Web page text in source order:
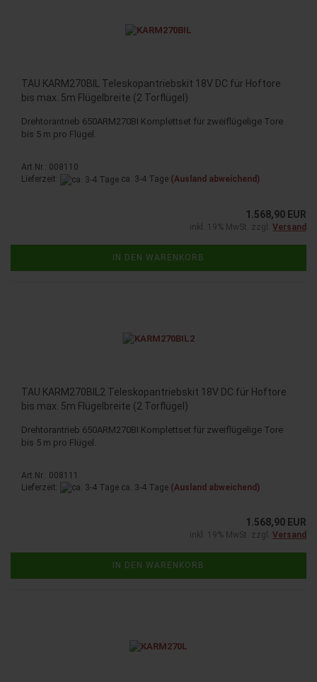
TAU KARM270BIL Teleskopantriebskit 18V DC für Hoftore
bis max. 5m Flügelbreite (2 Torflügel)
Drehtorantrieb 650ARM270BI Komplettset für zweiflügelige Tore
bis 5 m pro Flügel.
Art.Nr.: 008110
Lieferzeit:
ca. 3-4 Tage (Ausland abweichend)
1.568,90 EUR
inkl. 19% MwSt. zzgl. Versand
IN DEN WARENKORB
TAU KARM270BIL2 Teleskopantriebskit 18V DC für Hoftore
bis max. 5m Flügelbreite (2 Torflügel)
Drehtorantrieb 650ARM270BI Komplettset für zweiflügelige Tore
bis 5 m pro Flügel.
Art.Nr.: 008111
Lieferzeit:
ca. 3-4 Tage (Ausland abweichend)
1.568,90 EUR
inkl. 19% MwSt. zzgl. Versand
IN DEN WARENKORB